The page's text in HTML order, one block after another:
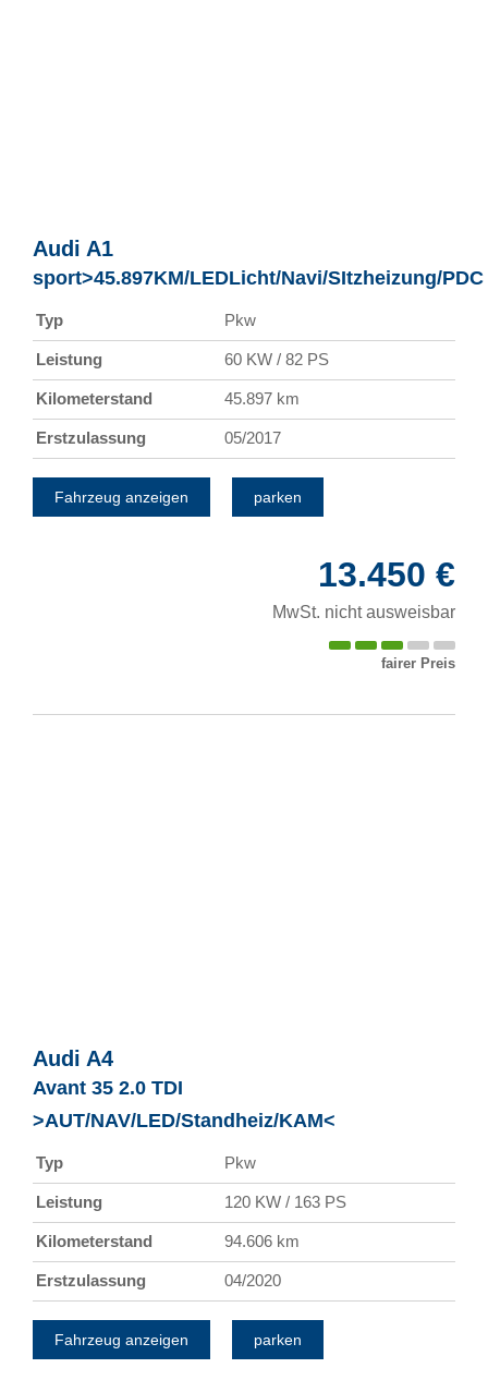
Audi A1
sport>45.897KM/LEDLicht/Navi/SItzheizung/PDC
Typ Pkw
Leistung 60 KW / 82 PS
Kilometerstand 45.897 km
Erstzulassung 05/2017
Fahrzeug anzeigen parken
13.450 €
MwSt. nicht ausweisbar
fairer Preis
Audi A4
Avant 35 2.0 TDI
>AUT/NAV/LED/Standheiz/KAM<
Typ Pkw
Leistung 120 KW / 163 PS
Kilometerstand 94.606 km
Erstzulassung 04/2020
Fahrzeug anzeigen parken